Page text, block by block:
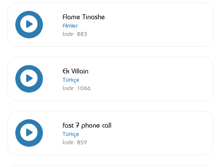
Flame Tinashe
Filmler
İndir: 883
Ek Villain
Türkçe
İndir: 1066
fast 7 phone call
Türkçe
İndir: 859